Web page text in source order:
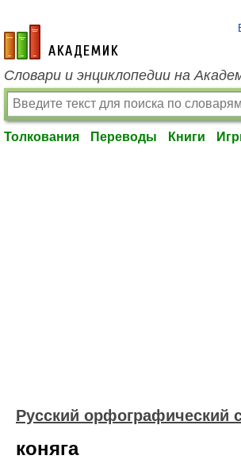
academic.ru
Словари и энциклопедии на
Толкования Переводы Книги
Русский орфографический
коняга